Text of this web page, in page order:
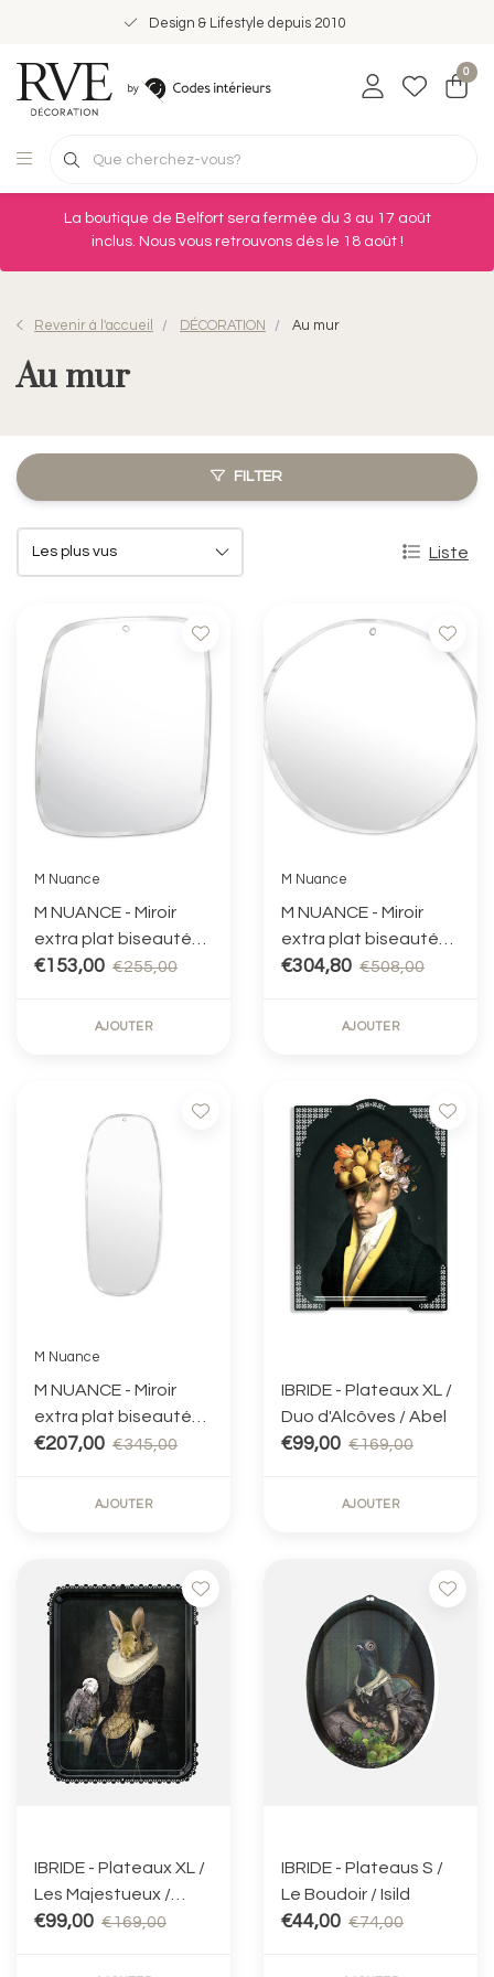
Design & Lifestyle depuis 2010
0
La boutique de Belfort sera fermée du 3 au 17 août
inclus. Nous vous retrouvons dès le 18 août !
Revenir à l'accueil DÉCORATION Au mur
Au mur
FILTER
Liste
M Nuance
M NUANCE - Miroir
extra plat biseauté
(MIR 09) 44x55 cm
€153,00 €255,00
AJOUTER
M Nuance
M NUANCE - Miroir
extra plat biseauté
rond - Forme
€304,80 €508,00
AJOUTER
M Nuance
M NUANCE - Miroir
extra plat biseauté
rectangulaire 35x83
€207,00 €345,00
AJOUTER
IBRIDE - Plateaux XL /
Duo d'Alcôves / Abel
€99,00 €169,00
AJOUTER
IBRIDE - Plateaux XL /
Les Majestueux /
Zhao
€99,00 €169,00
IBRIDE - Plateaus S /
Le Boudoir / Isild
€44,00 €74,00